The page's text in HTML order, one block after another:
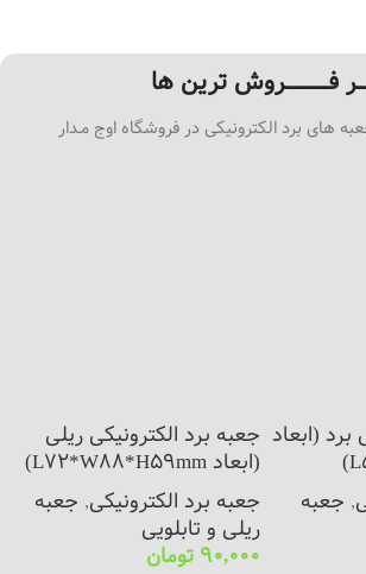
فــــــــــــروش ترین ها
های برد الکترونیکی در فروشگاه اوج مـدار
برد (ابعاد
, جعبه
جعبه برد الکترونیکی ریلی
(ابعاد L72*W88*H59mm)
جعبه برد الکترونیکی, جعبه
ریلی و تابلویی
90,000 تومان